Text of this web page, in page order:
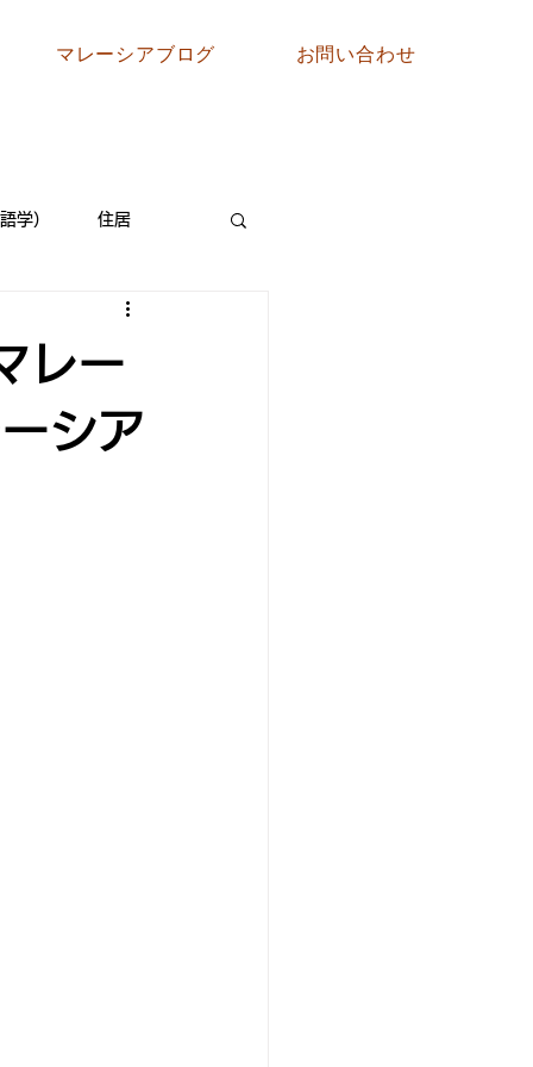
マレーシアブログ お問い合わせ
学） 住居
レー
シア